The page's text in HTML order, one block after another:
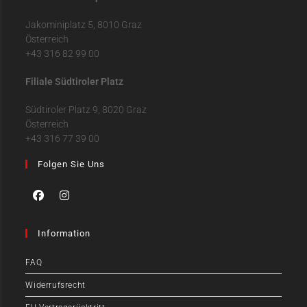
Jakominiplatz 5, 8010 Graz
Österreich
+43 316 82 99 00
Filiale Südtiroler Platz
Südtiroler Platz 9, 8020 Graz
Österreich
+43 316 77 39 00
Folgen Sie Uns
Information
FAQ
Widerrufsrecht